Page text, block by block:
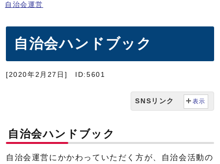
自治会運営
自治会ハンドブック
[2020年2月27日] ID:5601
SNSリンク 表示
自治会ハンドブック
自治会運営にかかわっていただく方が、自治会活動の